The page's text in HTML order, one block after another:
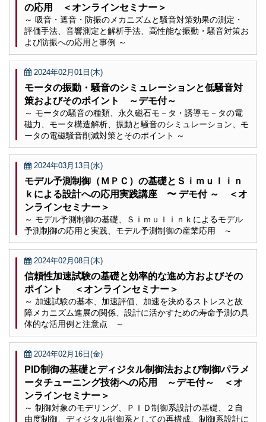
の応用 ＜オンラインセミナー＞
～ 吸音・遮音・防振のメカニズムと騒音対策効果の測定・
評価手法、音響測定と解析手法、高性能な振動・騒音対策お
よび防振への応用と事例 ～
2024年02月01日(木)
モータの振動・騒音のシミュレーションと低騒音対
策およびそのポイント ～デモ付～
～ モータの騒音の種類、永久磁石モ－タ・誘導モ－タの電
磁力、モータ構造解析、振動と騒音のシミュレーション、モ
ータの電磁騒音削減対策とそのポイント ～
2024年03月13日(水)
モデル予測制御（ＭＰＣ）の基礎とＳｉｍｕｌｉｎ
ｋによる設計への応用実践講座 〜 デモ付 ～ ＜オ
ンラインセミナー＞
～ モデル予測制御の基礎、Ｓｉｍｕｌｉｎｋによるモデル
予測制御の応用と実践、モデル予測制御の産業応用 ～
2024年02月08日(木)
信頼性加速試験の基礎と効率的な進め方およびその
ポイント ＜オンラインセミナー＞
～ 加速試験の基本、加速評価、加速を決めるストレスと故
障メカニズム進展の関係、設計に活かすための寿命予測の具
体的な活用例と注意点 ～
2024年02月16日(金)
PID制御の基礎とディジタル制御法および制御パラメ
ータチューニング技術への応用 ～デモ付～ ＜オ
ンラインセミナー＞
～ 制御対象のモデリング、ＰＩＤ制御系設計の基礎、２自
由度制御、ディジタル制御系としての再構成、制御系設計に